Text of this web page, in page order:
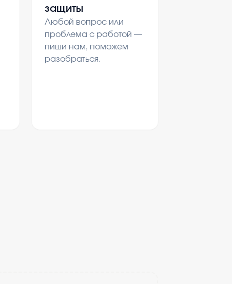
защиты
Любой вопрос или
проблема с работой —
пиши нам, поможем
разобраться.